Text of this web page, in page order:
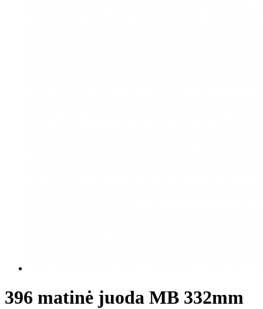
396 matinė juoda MB 332mm